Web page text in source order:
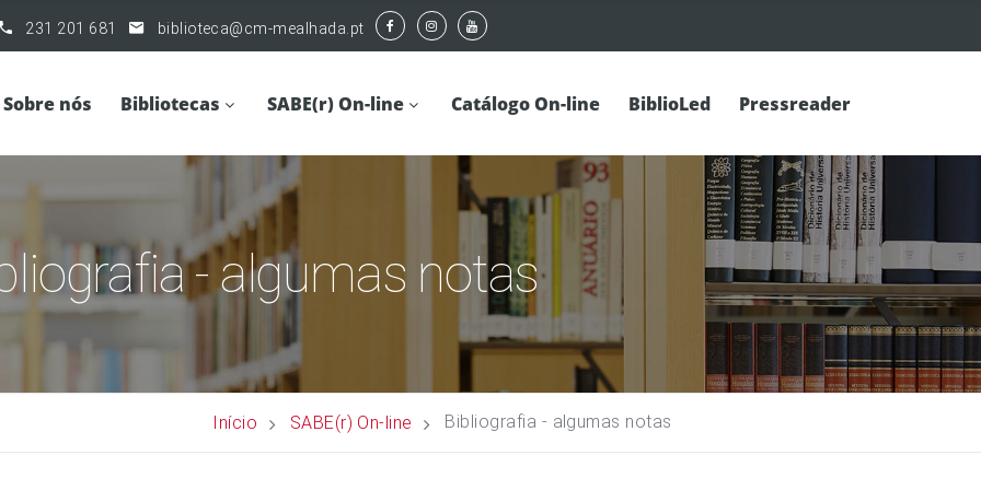
231 201 681 biblioteca@cm-mealhada.pt
Sobre nós Bibliotecas SABE(r) On-line Catálogo On-line BiblioLed Pressreader
- algumas notas
Início SABE(r) On-line Bibliografia - algumas notas